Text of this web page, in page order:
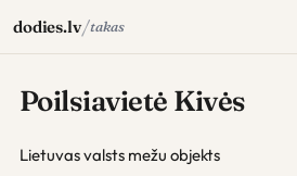
dodies.lv/takas
Poilsiavietė Kivės
Lietuvas valsts mežu objekts